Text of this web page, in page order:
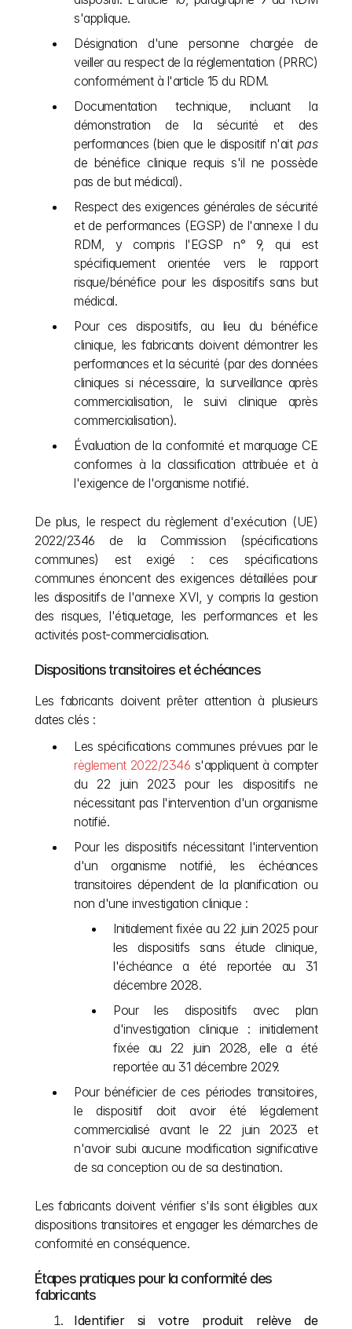
s'applique.
Désignation d'une personne chargée de
veiller au respect de la réglementation (PRRC)
conformément à l'article 15 du RDM.
Documentation technique, incluant la
démonstration de la sécurité et des
performances (bien que le dispositif n'ait pas
de bénéfice clinique requis s'il ne possède
pas de but médical).
Respect des exigences générales de sécurité
et de performances (EGSP) de l'annexe I du
RDM, y compris l'EGSP n° 9, qui est
spécifiquement orientée vers le rapport
risque/bénéfice pour les dispositifs sans but
médical.
Pour ces dispositifs, au lieu du bénéfice
clinique, les fabricants doivent démontrer les
performances et la sécurité (par des données
cliniques si nécessaire, la surveillance après
commercialisation, le suivi clinique après
commercialisation).
Évaluation de la conformité et marquage CE
conformes à la classification attribuée et à
l'exigence de l'organisme notifié.
De plus, le respect du règlement d'exécution (UE)
2022/2346 de la Commission (spécifications
communes) est exigé : ces spécifications
communes énoncent des exigences détaillées pour
les dispositifs de l'annexe XVI, y compris la gestion
des risques, l'étiquetage, les performances et les
activités post-commercialisation.
Dispositions transitoires et échéances
Les fabricants doivent prêter attention à plusieurs
dates clés :
règlement 2022/2346 s'appliquent à compter
du 22 juin 2023 pour les dispositifs ne
nécessitant pas l'intervention d'un organisme
notifié.
Pour les dispositifs nécessitant l'intervention
d'un organisme notifié, les échéances
transitoires dépendent de la planification ou
non d'une investigation clinique :
Initialement fixée au 22 juin 2025 pour
les dispositifs sans étude clinique,
l'échéance a été reportée au 31
décembre 2028.
Pour les dispositifs avec plan
d'investigation clinique : initialement
fixée au 22 juin 2028, elle a été
reportée au 31 décembre 2029.
Pour bénéficier de ces périodes transitoires,
le dispositif doit avoir été légalement
commercialisé avant le 22 juin 2023 et
n'avoir subi aucune modification significative
de sa conception ou de sa destination.
Les fabricants doivent vérifier s'ils sont éligibles aux
dispositions transitoires et engager les démarches de
conformité en conséquence.
Étapes pratiques pour la conformité des
fabricants
Identifier si votre produit relève de